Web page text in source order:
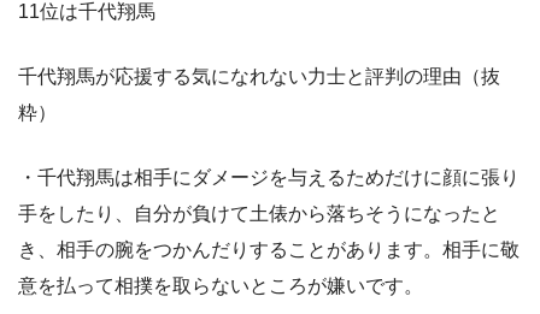
11位は千代翔馬
千代翔馬が応援する気になれない力士と評判の理由（抜
粋）
・千代翔馬は相手にダメージを与えるためだけに顔に張り
手をしたり、自分が負けて土俵から落ちそうになったと
き、相手の腕をつかんだりすることがあります。相手に敬
意を払って相撲を取らないところが嫌いです。